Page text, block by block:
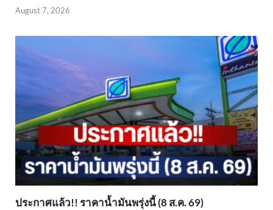
August 7, 2026
ประกาศแล้ว!! ราคาน้ำมันพรุ่งนี้ (8 ส.ค. 69)